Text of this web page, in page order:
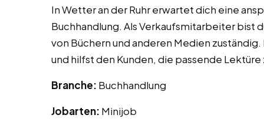
In Wetter an der Ruhr erwartet dich eine
Buchhandlung. Als Verkaufsmitarbeiter bist
von Büchern und anderen Medien
und hilfst den Kunden, die passende Lektüre
Branche: Buchhandlung
Jobarten: Minijob